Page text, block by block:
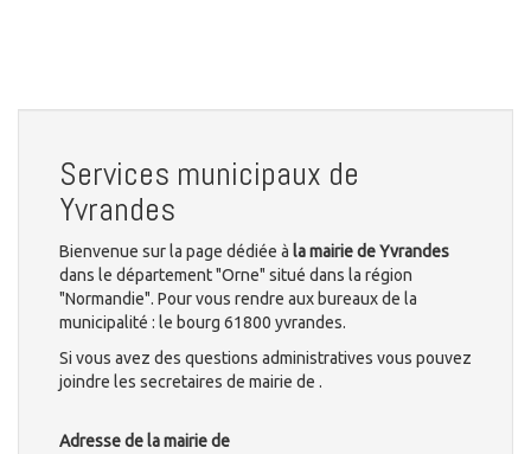
Services municipaux de
Yvrandes
Bienvenue sur la page dédiée à la mairie de Yvrandes
dans le département "Orne" situé dans la région
"Normandie". Pour vous rendre aux bureaux de la
municipalité : le bourg 61800 yvrandes.
Si vous avez des questions administratives vous pouvez
joindre les secretaires de mairie de .
Adresse de la mairie de